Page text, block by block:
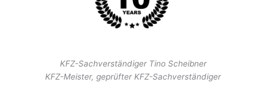
KFZ-Sachverständiger Tino Scheibner
KFZ-Meister, geprüfter KFZ-Sachverständiger